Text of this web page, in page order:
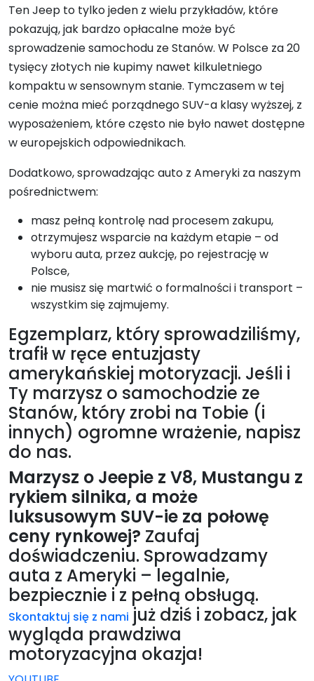
Ten Jeep to tylko jeden z wielu przykładów, które
pokazują, jak bardzo opłacalne może być
sprowadzenie samochodu ze Stanów. W Polsce za 20
tysięcy złotych nie kupimy nawet kilkuletniego
kompaktu w sensownym stanie. Tymczasem w tej
cenie można mieć porządnego SUV-a klasy wyższej, z
wyposażeniem, które często nie było nawet dostępne
w europejskich odpowiednikach.
Dodatkowo, sprowadzając auto z Ameryki za naszym
pośrednictwem:
masz pełną kontrolę nad procesem zakupu,
otrzymujesz wsparcie na każdym etapie – od
wyboru auta, przez aukcję, po rejestrację w
Polsce,
nie musisz się martwić o formalności i transport –
wszystkim się zajmujemy.
Egzemplarz, który sprowadziliśmy,
trafił w ręce entuzjasty
amerykańskiej motoryzacji. Jeśli i
Ty marzysz o samochodzie ze
Stanów, który zrobi na Tobie (i
innych) ogromne wrażenie, napisz
do nas.
Marzysz o Jeepie z V8, Mustangu z
rykiem silnika, a może
luksusowym SUV-ie za połowę
ceny rynkowej? Zaufaj
doświadczeniu. Sprowadzamy
auta z Ameryki – legalnie,
bezpiecznie i z pełną obsługą.
Skontaktuj się z nami już dziś i zobacz, jak
wygląda prawdziwa
motoryzacyjna okazja!